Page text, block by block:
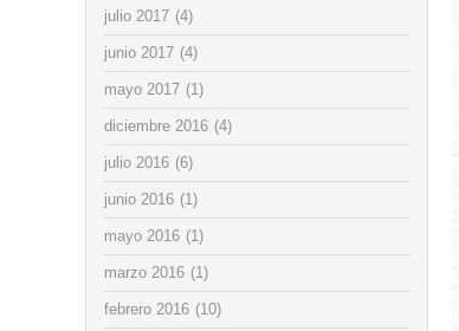
julio 2017 (4)
junio 2017 (4)
mayo 2017 (1)
diciembre 2016 (4)
julio 2016 (6)
junio 2016 (1)
mayo 2016 (1)
marzo 2016 (1)
febrero 2016 (10)